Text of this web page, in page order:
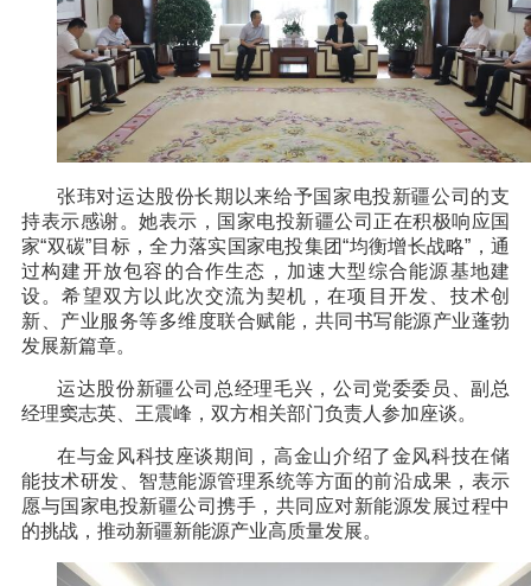
张玮对运达股份长期以来给予国家电投新疆公司的支
持表示感谢。她表示，国家电投新疆公司正在积极响应国
家“双碳”目标，全力落实国家电投集团“均衡增长战略”，通
过构建开放包容的合作生态，加速大型综合能源基地建
设。希望双方以此次交流为契机，在项目开发、技术创
新、产业服务等多维度联合赋能，共同书写能源产业蓬勃
发展新篇章。
运达股份新疆公司总经理毛兴，公司党委委员、副总
经理窦志英、王震峰，双方相关部门负责人参加座谈。
在与金风科技座谈期间，高金山介绍了金风科技在储
能技术研发、智慧能源管理系统等方面的前沿成果，表示
愿与国家电投新疆公司携手，共同应对新能源发展过程中
的挑战，推动新疆新能源产业高质量发展。